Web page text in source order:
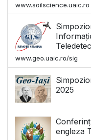
www.soilscience.uaic.ro
www.geo.uaic.ro/sig
2025
engleza